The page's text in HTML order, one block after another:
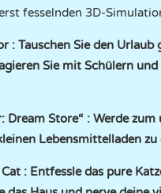
fesselnden 3D-
: Tauschen Sie den Urlaub
Sie mit Schülern
Dream Store“ : Werde
Lebensmittelladen
: Entfessle das pure